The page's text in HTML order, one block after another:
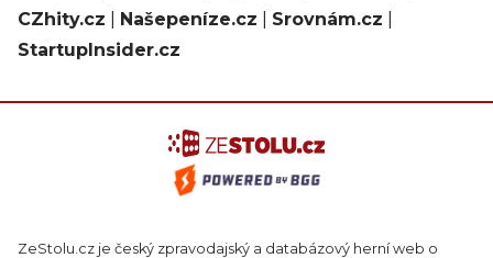
CZhity.cz
Našepeníze.cz Srovnám.cz
StartupInsider.cz
ZeStolu.cz je český zpravodajský a databázový herní web o